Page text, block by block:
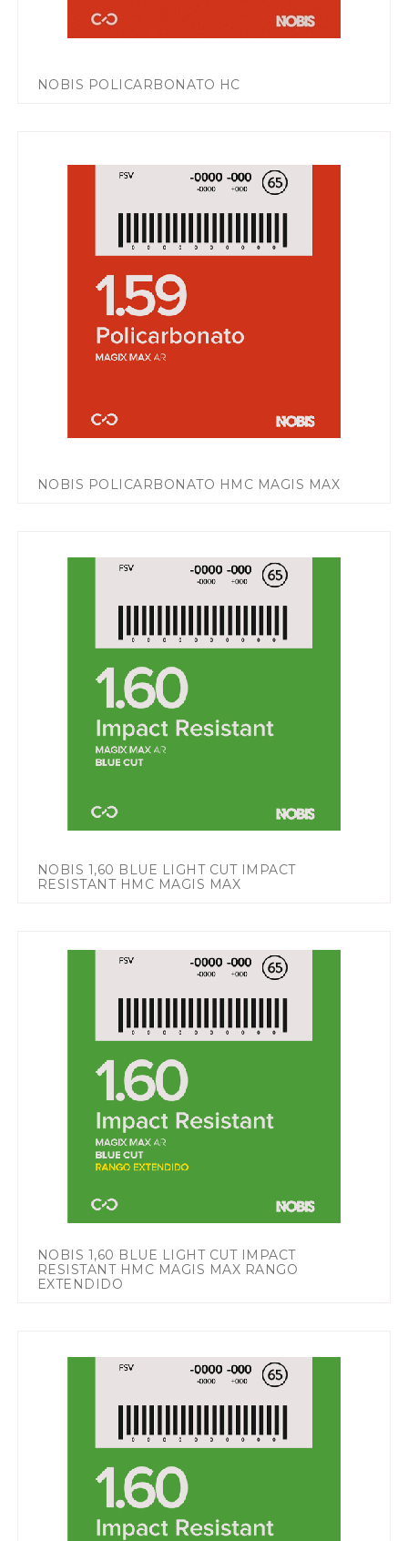
NOBIS POLICARBONATO HC
NOBIS POLICARBONATO HMC MAGIS MAX
NOBIS 1,60 BLUE LIGHT CUT IMPACT
RESISTANT HMC MAGIS MAX
NOBIS 1,60 BLUE LIGHT CUT IMPACT
RESISTANT HMC MAGIS MAX RANGO
EXTENDIDO